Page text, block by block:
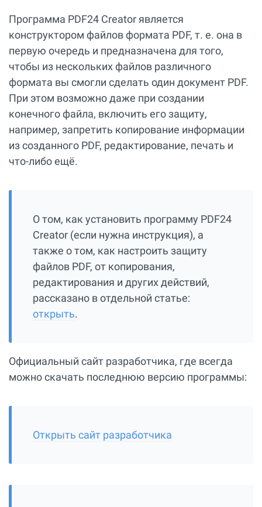
Программа PDF24 Creator является
конструктором файлов формата PDF, т. е. она в
первую очередь и предназначена для того,
чтобы из нескольких файлов различного
формата вы смогли сделать один документ PDF.
При этом возможно даже при создании
конечного файла, включить его защиту,
например, запретить копирование информации
из созданного PDF, редактирование, печать и
что-либо ещё.
О том, как установить программу PDF24
Creator (если нужна инструкция), а
также о том, как настроить защиту
файлов PDF, от копирования,
редактирования и других действий,
рассказано в отдельной статье:
открыть.
Официальный сайт разработчика, где всегда
можно скачать последнюю версию программы:
Открыть сайт разработчика